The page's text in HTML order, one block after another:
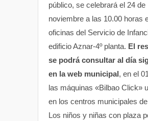
público, se celebrará el 24 de
noviembre a las 10.00 horas
oficinas del Servicio de
edificio Aznar-4º planta. El
se podrá consultar al día
en la web municipal , en el
las máquinas «Bilbao Click»
en los centros municipales
Los niños y niñas con plaza